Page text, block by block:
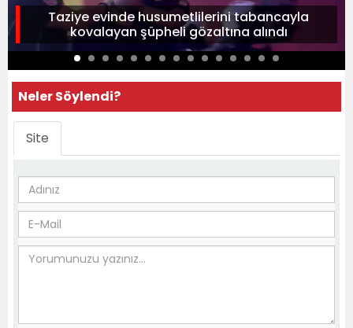
Taziye evinde husumetlilerini tabancayla
kovalayan şüpheli gözaltına alındı
Neler Söylendi?
Site